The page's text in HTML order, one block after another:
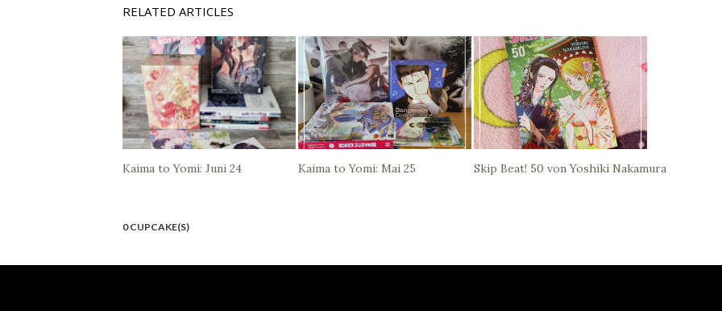
RELATED ARTICLES
Kaima to Yomi: Juni 24 Kaima to Yomi: Mai 25 Skip Beat! 50 von Yoshiki Nakamura
0 CUPCAKE(S)